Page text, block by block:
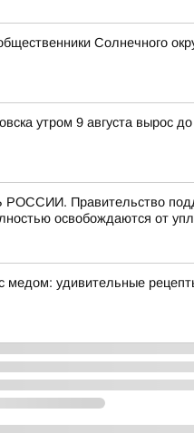
Солнечного
утром 9 августа вырос
Правительство
освобождаются от
медом: удивительные